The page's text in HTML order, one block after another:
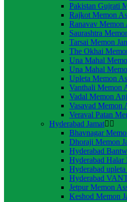
Pakistan Gujrati
Rajkot Memon
Ranavav Memon
Saurashtra
Tarsai Memon
The Okhai
Una Mahal
Una Mahal
Upleta Memon
Vanthali Memon
Vadal Memon
Vasavad Memon
Veraval Patan
Hyderabad Jamat
Bhavnagar
Dhoraji Memon
Hyderabad
Hyderabad Halar
Hyderabad
Hyderabad
Jetpur Memon
Keshod Memon